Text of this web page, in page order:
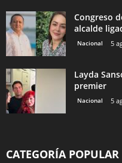
Congreso
alcalde
Nacional 5
Layda
premier
Nacional 5
CATEGORÍA POPULAR